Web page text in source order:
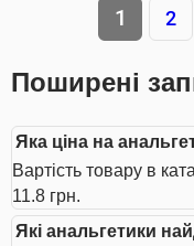
1 2
Поширені
Яка ціна на
Вартість товару в
11.8 грн.
Які анальгетики